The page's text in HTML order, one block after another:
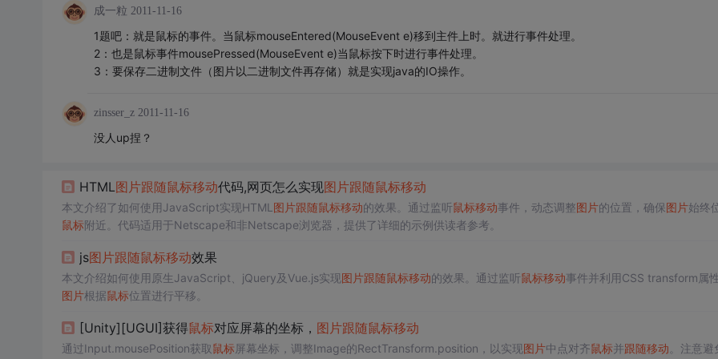
成一粒 2011-11-16
1题吧：就是鼠标的事件。当鼠标mouseEntered(MouseEvent e)移到主件上时。就进行事件处理。
2：也是鼠标事件mousePressed(MouseEvent e)当鼠标按下时进行事件处理。
3：要保存二进制文件（图片以二进制文件再存储）就是实现java的IO操作。
zinsser_z 2011-11-16
没人up捏？
HTML图片跟随鼠标移动代码,网页怎么实现图片跟随鼠标移动
本文介绍了如何使用JavaScript实现HTML 图片跟随鼠标移动的效果。通过监听鼠标移动事件，动态调整图片的位置，确保图片始终
鼠标附近。代码适用于Netscape和非Netscape浏览器，提供了详细的示例供读者参考。
js图片跟随鼠标移动效果
本文介绍如何使用原生JavaScript、jQuery及Vue.js实现图片跟随鼠标移动的效果。通过监听鼠标移动事件并利用CSS transform属
图片根据鼠标位置进行平移。
[Unity][UGUI]获得鼠标对应屏幕的坐标， 图片跟随鼠标移动
通过Input.mousePosition获取鼠标屏幕坐标，调整Image的RectTransform.position，以实现图片中点对齐鼠标并跟随移动 。注意避